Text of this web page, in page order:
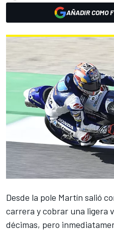
AÑADIR COMO
Desde la pole Martín salió
carrera y cobrar una ligera
décimas, pero